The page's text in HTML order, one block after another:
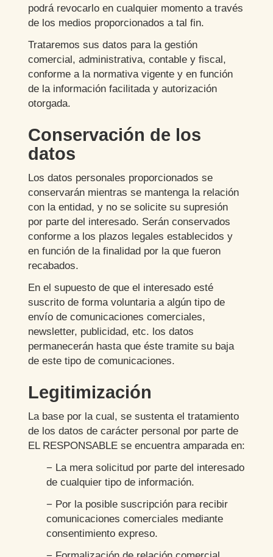
podrá revocarlo en cualquier momento a través
de los medios proporcionados a tal fin.
Trataremos sus datos para la gestión
comercial, administrativa, contable y fiscal,
conforme a la normativa vigente y en función
de la información facilitada y autorización
otorgada.
Conservación de los
datos
Los datos personales proporcionados se
conservarán mientras se mantenga la relación
con la entidad, y no se solicite su supresión
por parte del interesado. Serán conservados
conforme a los plazos legales establecidos y
en función de la finalidad por la que fueron
recabados.
En el supuesto de que el interesado esté
suscrito de forma voluntaria a algún tipo de
envío de comunicaciones comerciales,
newsletter, publicidad, etc. los datos
permanecerán hasta que éste tramite su baja
de este tipo de comunicaciones.
Legitimización
La base por la cual, se sustenta el tratamiento
de los datos de carácter personal por parte de
EL RESPONSABLE se encuentra amparada en:
− La mera solicitud por parte del interesado
de cualquier tipo de información.
− Por la posible suscripción para recibir
comunicaciones comerciales mediante
consentimiento expreso.